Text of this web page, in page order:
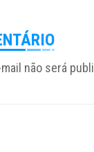
não será